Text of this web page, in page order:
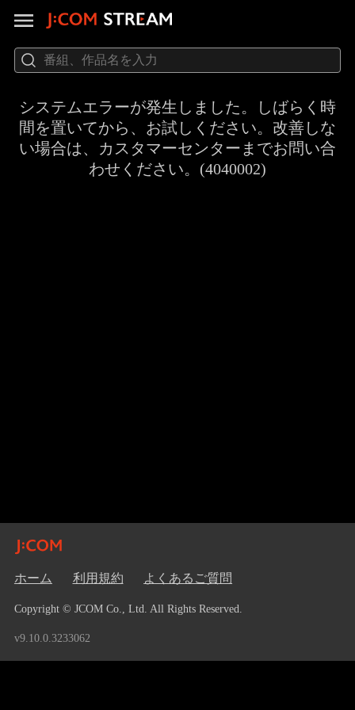
システムエラーが発生しました。しばらく時
間を置いてから、お試しください。改善しな
い場合は、カスタマーセンターまでお問い合
わせください。(4040002)
ホーム 利用規約 よくあるご質問
Copyright © JCOM Co., Ltd. All Rights Reserved.
v9.10.0.3233062